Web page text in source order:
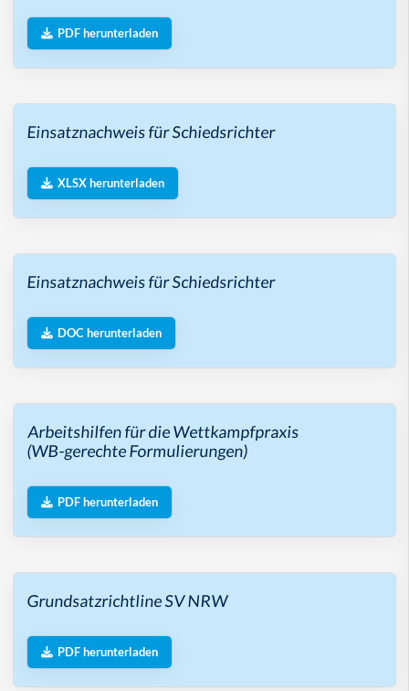
PDF herunterladen
Einsatznachweis für Schiedsrichter
XLSX herunterladen
Einsatznachweis für Schiedsrichter
DOC herunterladen
Arbeitshilfen für die Wettkampfpraxis
(WB-gerechte Formulierungen)
PDF herunterladen
Grundsatzrichtline SV NRW
PDF herunterladen